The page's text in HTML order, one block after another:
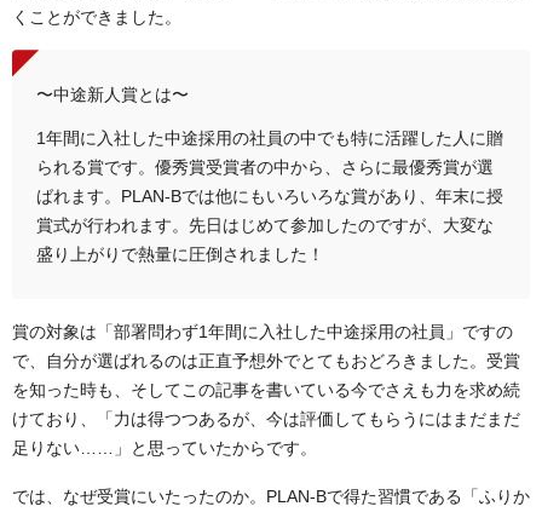
くことができました。
〜中途新人賞とは〜
1年間に入社した中途採用の社員の中でも特に活躍した人に贈
られる賞です。優秀賞受賞者の中から、さらに最優秀賞が選
ばれます。PLAN-Bでは他にもいろいろな賞があり、年末に授
賞式が行われます。先日はじめて参加したのですが、大変な
盛り上がりで熱量に圧倒されました！
賞の対象は「部署問わず1年間に入社した中途採用の社員」ですの
で、自分が選ばれるのは正直予想外でとてもおどろきました。受賞
を知った時も、そしてこの記事を書いている今でさえも力を求め続
けており、「力は得つつあるが、今は評価してもらうにはまだまだ
足りない……」と思っていたからです。
では、なぜ受賞にいたったのか。PLAN-Bで得た習慣である「ふりか